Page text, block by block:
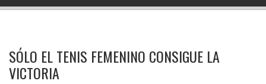
SÓLO EL TENIS FEMENINO CONSIGUE LA
VICTORIA